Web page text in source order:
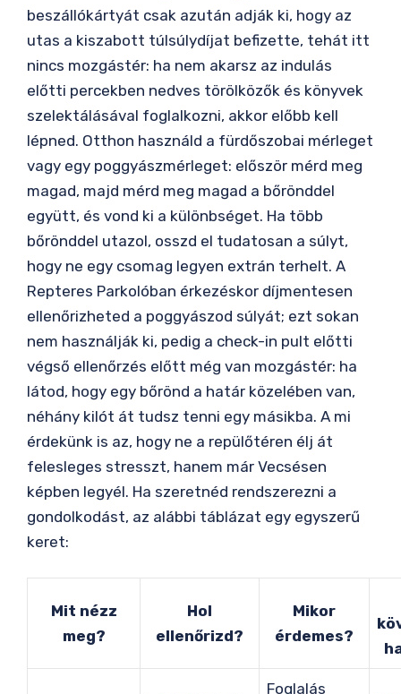
beszállókártyát csak azután adják ki, hogy az
utas a kiszabott túlsúlydíjat befizette, tehát itt
nincs mozgástér: ha nem akarsz az indulás
előtti percekben nedves törölközők és könyvek
szelektálásával foglalkozni, akkor előbb kell
lépned. Otthon használd a fürdőszobai mérleget
vagy egy poggyászmérleget: először mérd meg
magad, majd mérd meg magad a bőrönddel
együtt, és vond ki a különbséget. Ha több
bőrönddel utazol, osszd el tudatosan a súlyt,
hogy ne egy csomag legyen extrán terhelt. A
Repteres Parkolóban érkezéskor díjmentesen
ellenőrizheted a poggyászod súlyát; ezt sokan
nem használják ki, pedig a check-in pult előtti
végső ellenőrzés előtt még van mozgástér: ha
látod, hogy egy bőrönd a határ közelében van,
néhány kilót át tudsz tenni egy másikba. A mi
érdekünk is az, hogy ne a repülőtéren élj át
felesleges stresszt, hanem már Vecsésen
képben legyél. Ha szeretnéd rendszerezni a
gondolkodást, az alábbi táblázat egy egyszerű
keret:
Mit nézz
meg?
Hol
ellenőrizd?
Mikor
érdemes?
Foglalás